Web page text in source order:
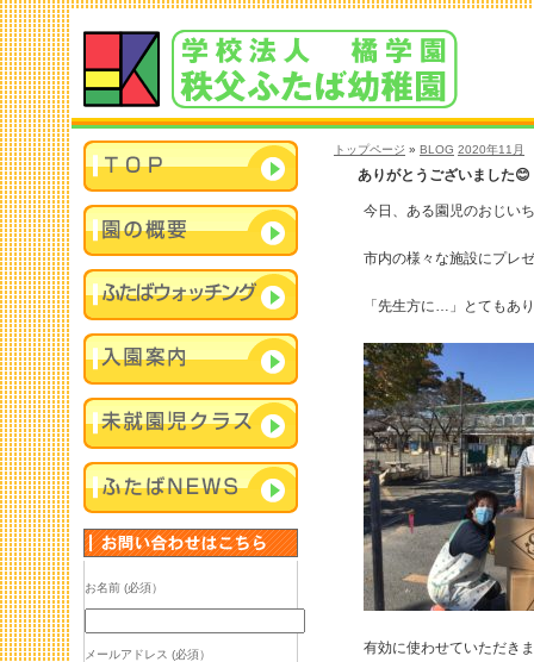
トップページ » BLOG 2020年11月
ありがとうございました😊
今日、ある園児のおじい
市内の様々な施設にプレ
「先生方に…」とてもあ
有効に使わせていただき
お名前 (必須）
メールアドレス (必須）